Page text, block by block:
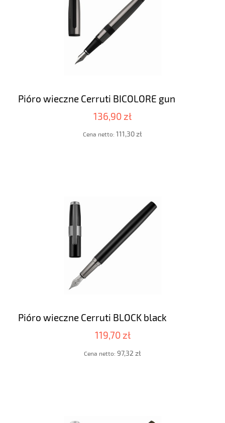
Pióro wieczne Cerruti BICOLORE gun
136,90 zł
Cena netto: 111,30 zł
Pióro wieczne Cerruti BLOCK black
119,70 zł
Cena netto: 97,32 zł